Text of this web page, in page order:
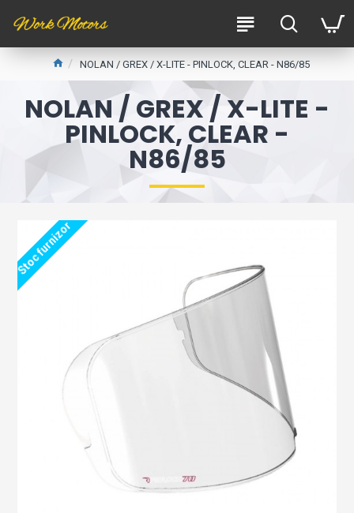
NOLAN / GREX / X-LITE - PINLOCK, CLEAR - N86/85
NOLAN / GREX / X-LITE -
PINLOCK, CLEAR -
N86/85
Stoc furnizor